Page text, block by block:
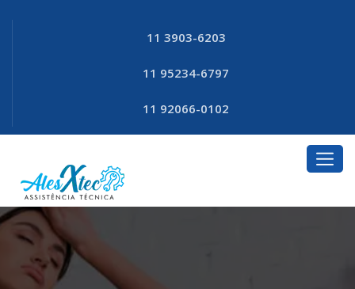
11 3903-6203
11 95234-6797
11 92066-0102